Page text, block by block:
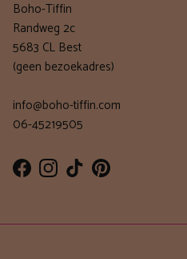
Boho-Tiffin
Randweg 2c
5683 CL Best
(geen bezoekadres)
info@boho-tiffin.com
06-45219505
FacebookInstagram
TikTokPinterest